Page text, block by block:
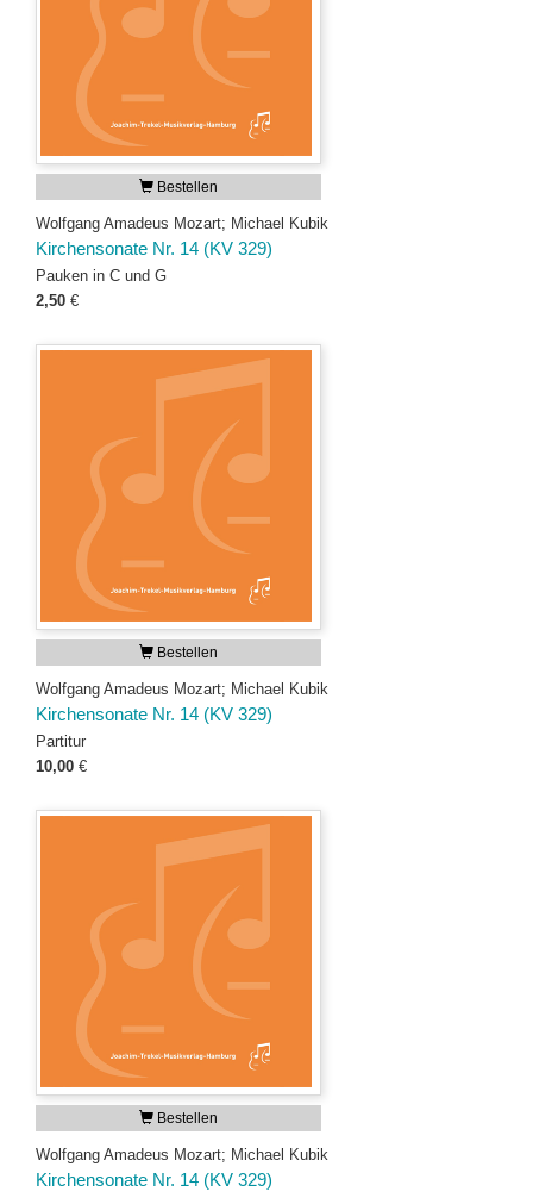
Bestellen
Wolfgang Amadeus Mozart; Michael Kubik
Kirchensonate Nr. 14 (KV 329)
Pauken in C und G
2,50 €
Bestellen
Wolfgang Amadeus Mozart; Michael Kubik
Kirchensonate Nr. 14 (KV 329)
Partitur
10,00 €
Bestellen
Wolfgang Amadeus Mozart; Michael Kubik
Kirchensonate Nr. 14 (KV 329)